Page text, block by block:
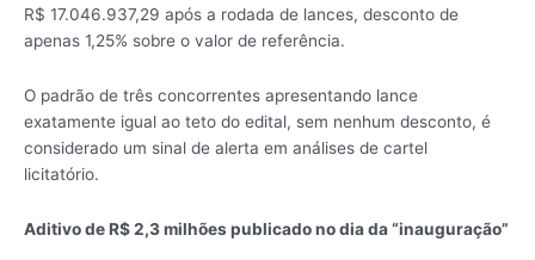
R$ 17.046.937,29 após a rodada de lances, desconto de
apenas 1,25% sobre o valor de referência.
O padrão de três concorrentes apresentando lance
exatamente igual ao teto do edital, sem nenhum desconto, é
considerado um sinal de alerta em análises de cartel
licitatório.
Aditivo de R$ 2,3 milhões publicado no dia da “inauguração”